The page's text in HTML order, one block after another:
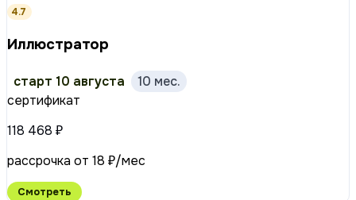
4.7
Иллюстратор
старт 10 августа
10 мес.
сертификат
118 468 ₽
рассрочка от 18 ₽/мес
Смотреть